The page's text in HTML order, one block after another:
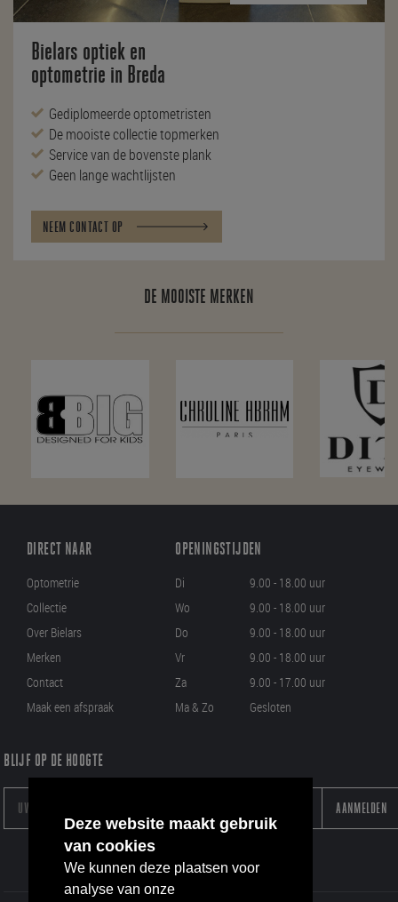
Deze website maakt gebruik
van cookies
We kunnen deze plaatsen voor
analyse van onze
Bielars optiek en
optometrie in Breda
Gediplomeerde optometristen
De mooiste collectie topmerken
Service van de bovenste plank
Geen lange wachtlijsten
NEEM CONTACT OP
DE MOOISTE MERKEN
DIRECT NAAR
Optometrie
Collectie
Over Bielars
Merken
Contact
Maak een afspraak
OPENINGSTIJDEN
Di
9.00 - 18.00 uur
Wo
9.00 - 18.00 uur
Do
9.00 - 18.00 uur
Vr
9.00 - 18.00 uur
Za
9.00 - 17.00 uur
Ma & Zo
Gesloten
BLIJF OP DE HOOGTE
AANMELDEN